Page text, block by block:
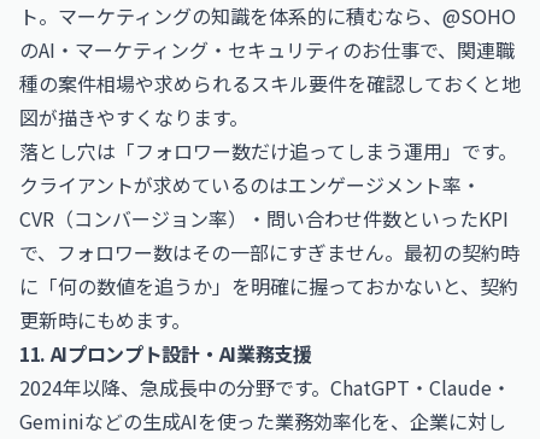
ト。マーケティングの知識を体系的に積むなら、@SOHO
のAI・マーケティング・セキュリティのお仕事で、関連職
種の案件相場や求められるスキル要件を確認しておくと地
図が描きやすくなります。
落とし穴は「フォロワー数だけ追ってしまう運用」です。
クライアントが求めているのはエンゲージメント率・
CVR（コンバージョン率）・問い合わせ件数といったKPI
で、フォロワー数はその一部にすぎません。最初の契約時
に「何の数値を追うか」を明確に握っておかないと、契約
更新時にもめます。
11. AIプロンプト設計・AI業務支援
2024年以降、急成長中の分野です。ChatGPT・Claude・
Geminiなどの生成AIを使った業務効率化を、企業に対し